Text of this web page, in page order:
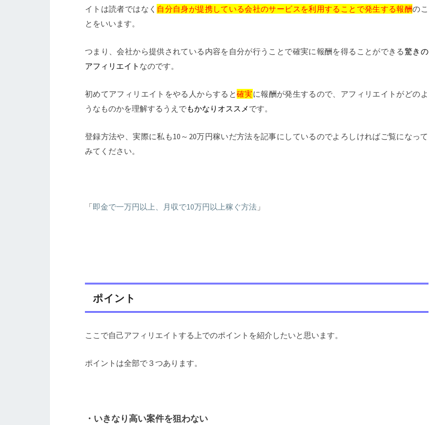
イトは読者ではなく 自分自身が提携している会社のサービスを利用することで発生する報酬のこ
とをいいます。
つまり、会社から提供されている内容を自分が行うことで確実に報酬を得ることができる驚きの
アフィリエイト なのです。
初めてアフィリエイトをやる人からすると確実に報酬が発生するので、アフィリエイトがどのよ
うなものかを理解するうえでもかなりオススメ です。
登録方法や、実際に私も10～20万円稼いだ方法を記事にしているのでよろしければご覧になって
みてください。
「即金で一万円以上、月収で10万円以上稼ぐ方法 」
ポイント
ここで自己アフィリエイトする上でのポイントを紹介したいと思います。
ポイントは全部で３つあります。
・いきなり高い案件を狙わない